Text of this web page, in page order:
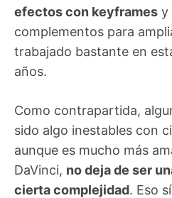
efectos con keyframes y
complementos para
trabajado bastante en
años.
Como contrapartida,
sido algo inestables con
aunque es mucho más
DaVinci, no deja de ser
cierta complejidad. Eso